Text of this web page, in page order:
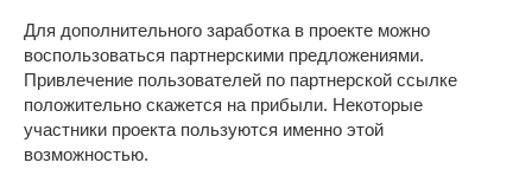
Для дополнительного заработка в проекте можно
воспользоваться партнерскими предложениями.
Привлечение пользователей по партнерской ссылке
положительно скажется на прибыли. Некоторые
участники проекта пользуются именно этой
возможностью.